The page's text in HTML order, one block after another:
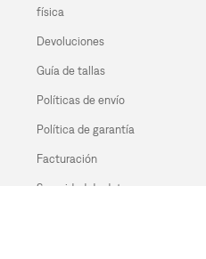
física
Devoluciones
Guía de tallas
Políticas de envío
Política de garantía
Facturación
Seguridad de datos